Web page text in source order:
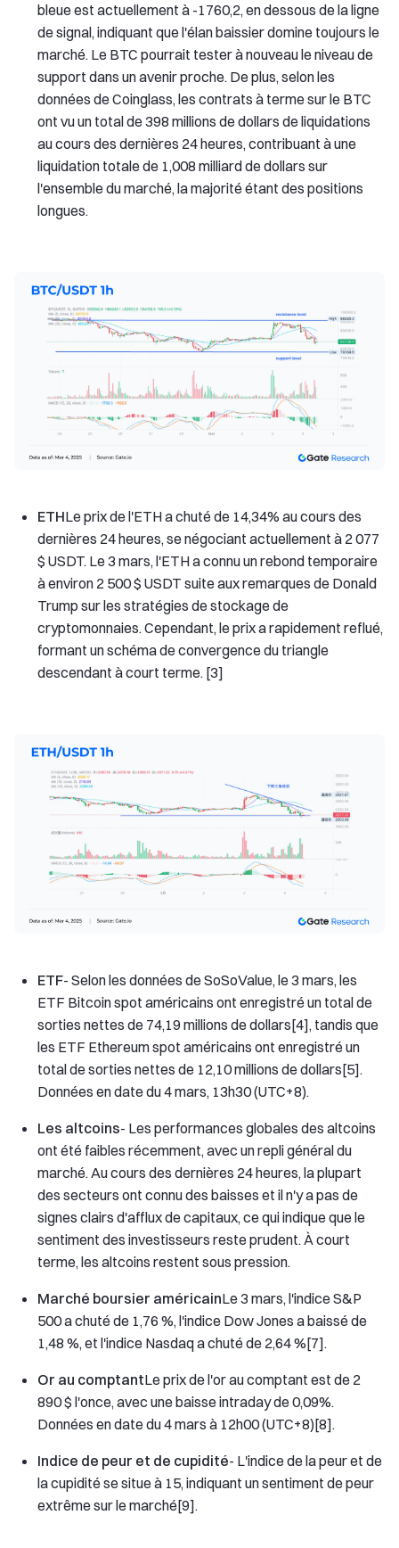
bleue est actuellement à -1760,2, en dessous de la ligne
de signal, indiquant que l'élan baissier domine toujours le
marché. Le BTC pourrait tester à nouveau le niveau de
support dans un avenir proche. De plus, selon les
données de Coinglass, les contrats à terme sur le BTC
ont vu un total de 398 millions de dollars de liquidations
au cours des dernières 24 heures, contribuant à une
liquidation totale de 1,008 milliard de dollars sur
l'ensemble du marché, la majorité étant des positions
longues.
ETHLe prix de l'ETH a chuté de 14,34% au cours des
dernières 24 heures, se négociant actuellement à 2 077
$ USDT. Le 3 mars, l'ETH a connu un rebond temporaire
à environ 2 500 $ USDT suite aux remarques de Donald
Trump sur les stratégies de stockage de
cryptomonnaies. Cependant, le prix a rapidement reflué,
formant un schéma de convergence du triangle
descendant à court terme. [3]
ETF- Selon les données de SoSoValue, le 3 mars, les
ETF Bitcoin spot américains ont enregistré un total de
sorties nettes de 74,19 millions de dollars[4], tandis que
les ETF Ethereum spot américains ont enregistré un
total de sorties nettes de 12,10 millions de dollars[5].
Données en date du 4 mars, 13h30 (UTC+8).
Les altcoins- Les performances globales des altcoins
ont été faibles récemment, avec un repli général du
marché. Au cours des dernières 24 heures, la plupart
des secteurs ont connu des baisses et il n'y a pas de
signes clairs d'afflux de capitaux, ce qui indique que le
sentiment des investisseurs reste prudent. À court
terme, les altcoins restent sous pression.
Marché boursier américainLe 3 mars, l'indice S&P
500 a chuté de 1,76 %, l'indice Dow Jones a baissé de
1,48 %, et l'indice Nasdaq a chuté de 2,64 %[7].
Or au comptantLe prix de l'or au comptant est de 2
890 $ l'once, avec une baisse intraday de 0,09%.
Données en date du 4 mars à 12h00 (UTC+8)[8].
Indice de peur et de cupidité- L'indice de la peur et de
la cupidité se situe à 15, indiquant un sentiment de peur
extrême sur le marché[9].